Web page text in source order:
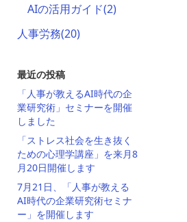
AIの活用ガイド(2)
人事労務(20)
最近の投稿
「人事が教えるAI時代の企
業研究術」セミナーを開催
しました
「ストレス社会を生き抜く
ための心理学講座」を来月8
月20日開催します
7月21日、「人事が教える
AI時代の企業研究術セミナ
ー」を開催します